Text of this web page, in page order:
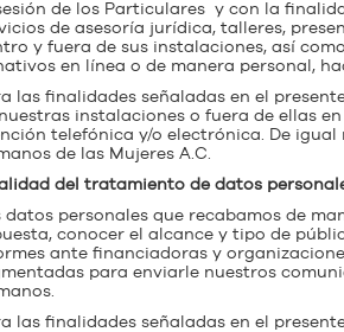
de los Particulares y con la
de asesoría jurídica, talleres,
y fuera de sus instalaciones, así
en línea o de manera personal,
las finalidades señaladas en el
instalaciones o fuera de ellas
telefónica y/o electrónica. De
de las Mujeres A.C.
del tratamiento de datos
datos personales que recabamos de
conocer el alcance y tipo de
ante financiadoras y
para enviarle nuestros
las finalidades señaladas en el